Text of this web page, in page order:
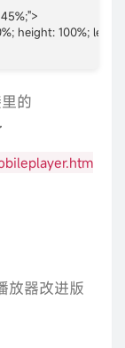
height: 100%; left:
的
放器改进版